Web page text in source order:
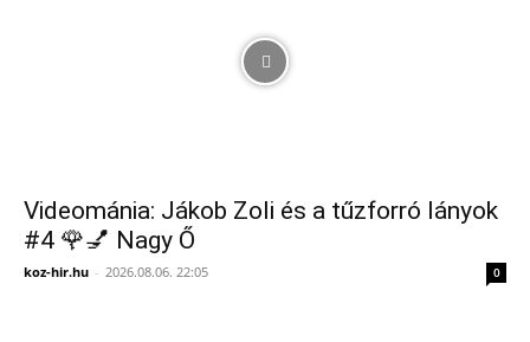
Videománia: Jákob Zoli és a tűzforró lányok
#4 🌹💅 Nagy Ő
koz-hir.hu - 2026.08.06. 22:05 0